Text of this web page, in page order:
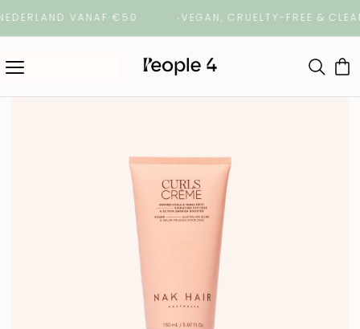
VANAF €50 VEGAN, CRUELTY-FREE & CLEAN